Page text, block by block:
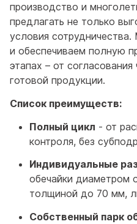
производство и
предлагать не только
условия
и обеспечиваем полную
этапах – от
готовой продукции.
Список преимуществ:
Полный цикл - от
контроля, без
Индивидуальные
обечайки
толщиной до 70 мм,
Собственный парк